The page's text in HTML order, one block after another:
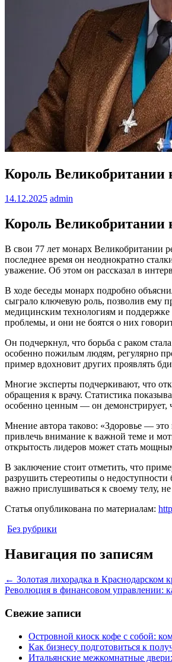
Король Великобритании
14.12.2025 admin
Король Великобритании
В свои 77 лет монарх Великобритании
последнее время он неоднократно
уважение. Об этом он рассказал в
В ходе беседы монарх подробно
сыграло ключевую роль, позволив ему
медицинским технологиям и поддержке
проблемы, и они не боятся о них
Он подчеркнул, что борьба с раком
особенно пожилым людям, регулярно
пример вдохновит других проявлять
Многие эксперты подчеркивают, что
обращения к врачу. Статистика
особенно ценным — он демонстрирует,
Мнение автора таково: «Здоровье — это
привлечь внимание к важной теме и
открытость лидеров может стать
В заключение стоит отметить, что
разрушить стереотипы о
важно прислушиваться к своему телу,
Статья опубликована по материалам:
Без рубрики
Навигация по записям
← Золотая лихорадка в Краснодарском
Революция в финансовом управлении:
Свежие записи
Островной киоск кофе с собой:
Как бизнесу подготовиться к
Итальянские межкомнатные